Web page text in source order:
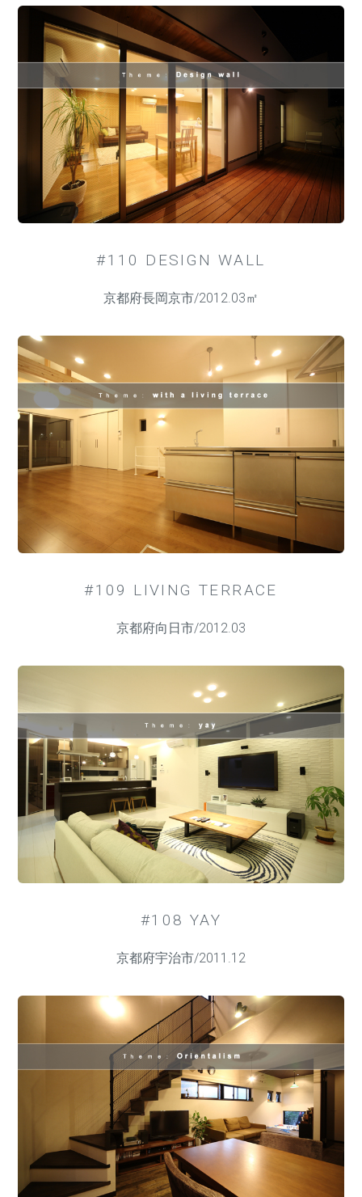
#110 DESIGN WALL
京都府長岡京市/2012.03㎡
#109 LIVING TERRACE
京都府向日市/2012.03
#108 YAY
京都府宇治市/2011.12